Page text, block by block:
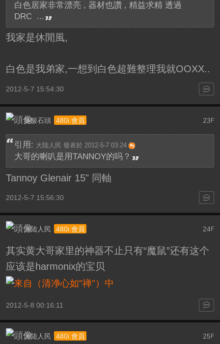
白色居家非常漂亮 , 器材也讚 , 精益求精 透過
DRC ...
我家是休閒風,
白色是我弟家,一想到白色超難整理我就OOXX..
2012-5-7 15:54:30
23 F
臭酸石頭 480i 會員
引用: 大陆人民 發表於 2012-5-7 03:24
大哥的喇叭是用TANNOY的吗？
Tannoy Glenair 15" 同軸
2012-5-7 15:56:30
24F
大陆人民 480i 會員
其实黄大哥家里的神器不止只有“魔鼠”还有这个
应该是harmonix的宝贝
2012-5-8 00:16:11
25 F
大陆人民 480i 會員